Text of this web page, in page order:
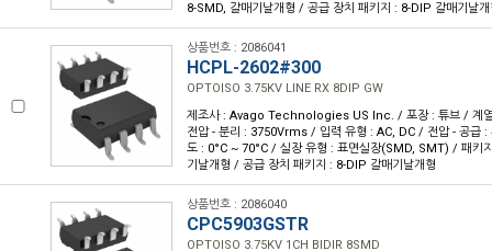
8-SMD, 갈매기날개형 / 공급 장치 패키지 : 8-DIP 갈매기날개
상품번호 : 2086041
HCPL-2602#300
OPTOISO 3.75KV LINE RX 8DIP GW
제조사 : Avago Technologies US Inc. / 포장 : 튜브 / 계
전압 - 분리 : 3750Vrms / 입력 유형 : AC, DC / 전압 - 공급
도 : 0°C ~ 70°C / 실장 유형 : 표면실장(SMD, SMT) / 패키
기날개형 / 공급 장치 패키지 : 8-DIP 갈매기날개형
상품번호 : 2086040
CPC5903GSTR
OPTOISO 3.75KV 1CH BIDIR 8SMD